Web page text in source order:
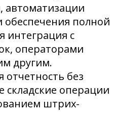
автоматизации
обеспечения полной
интеграция с
операторами
другим.
отчетность без
операции
штрих-